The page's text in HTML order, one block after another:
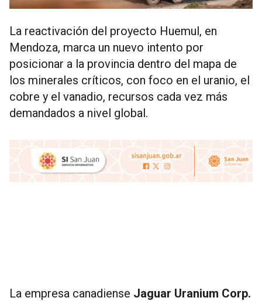
La reactivación del proyecto Huemul, en
Mendoza, marca un nuevo intento por
posicionar a la provincia dentro del mapa de
los minerales críticos, con foco en el uranio, el
cobre y el vanadio, recursos cada vez más
demandados a nivel global.
La empresa canadiense Jaguar Uranium Corp.